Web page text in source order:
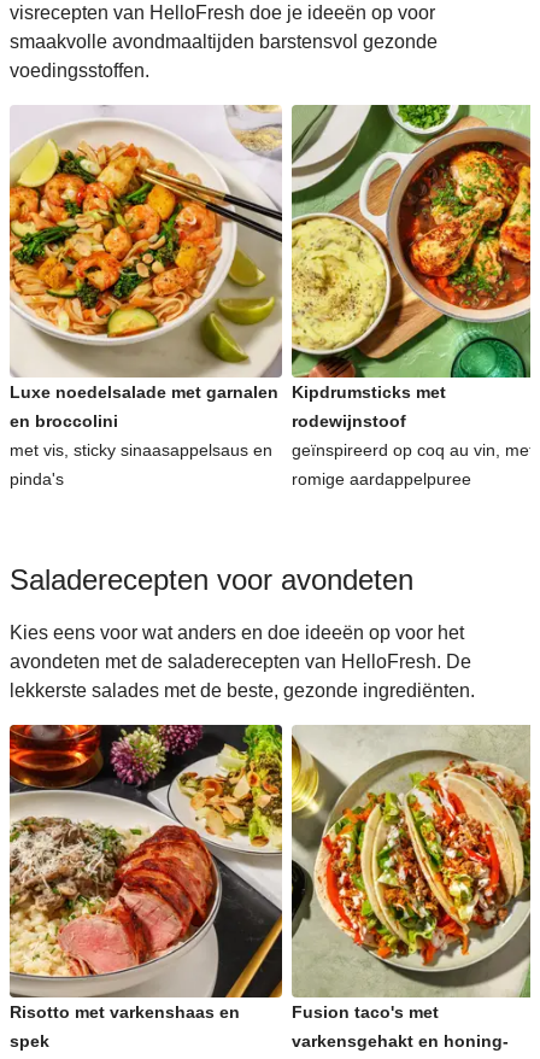
visrecepten van HelloFresh doe je ideeën op voor
smaakvolle avondmaaltijden barstensvol gezonde
voedingsstoffen.
Luxe noedelsalade met garnalen
en broccolini
met vis, sticky sinaasappelsaus en
pinda's
Kipdrumsticks met
rodewijnstoof
geïnspireerd op coq au vin, met
romige aardappelpuree
Saladerecepten voor avondeten
Kies eens voor wat anders en doe ideeën op voor het
avondeten met de saladerecepten van HelloFresh. De
lekkerste salades met de beste, gezonde ingrediënten.
Risotto met varkenshaas en
spek
Fusion taco's met
varkensgehakt en honing-